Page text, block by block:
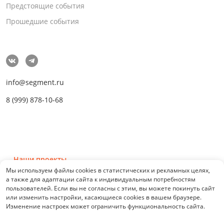
Предстоящие события
Прошедшие события
info@segment.ru
8 (999) 878-10-68
Наши проекты
© 2026 СЕГМЕНТ. Все права защищены. 0.21076
Мы используем файлы cookies в статистических и рекламных целях,
а также для адаптации сайта к индивидуальным потребностям
пользователей. Если вы не согласны с этим, вы можете покинуть сайт
или изменить настройки, касающиеся cookies в вашем браузере.
Изменение настроек может ограничить функциональность сайта.